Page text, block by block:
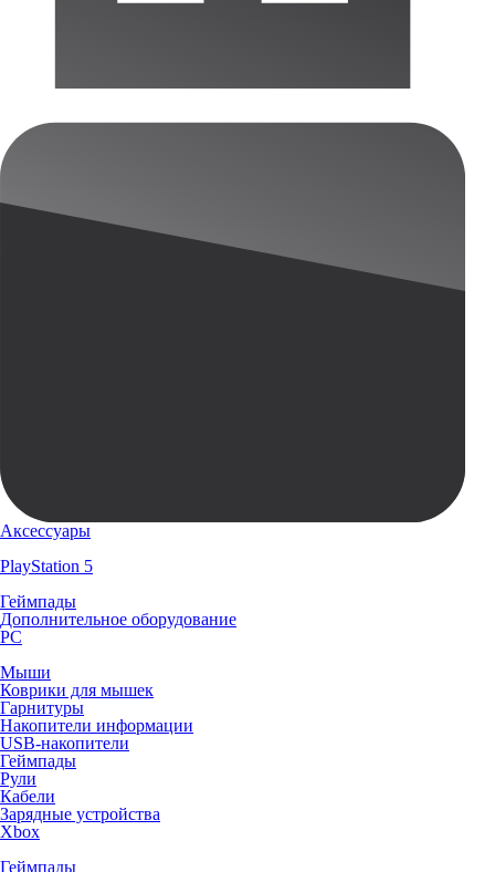
Аксессуары
PlayStation 5
Геймпады
Дополнительное оборудование
PC
Мыши
Коврики для мышек
Гарнитуры
Накопители информации
USB-накопители
Геймпады
Рули
Кабели
Зарядные устройства
Xbox
Геймпады